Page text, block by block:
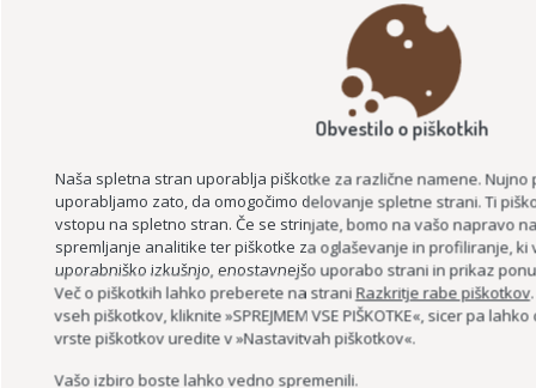
LAHKO BRANJE ZA BISTRI UM
PODPORA PODJETJEM ZA PODALJŠEVANJE DELOVNE AKTIVNOSTI –
PROJEKT ASI+
Obvestilo o piškotkih
Naša spletna stran uporablja piškotke za različne namene. Nujno
uporabljamo zato, da omogočimo delovanje spletne strani. Ti
vstopu na spletno stran. Če se strinjate, bomo na vašo napravo
spremljanje analitike ter piškotke za oglaševanje in profiliranje, ki
uporabniško izkušnjo, enostavnejšo uporabo strani in prikaz
Več o piškotkih lahko preberete na strani Razkritje rabe piškotkov
vseh piškotkov, kliknite »SPREJMEM VSE PIŠKOTKE«, sicer pa
vrste piškotkov uredite v »Nastavitvah piškotkov«.
Vašo izbiro boste lahko vedno spremenili.